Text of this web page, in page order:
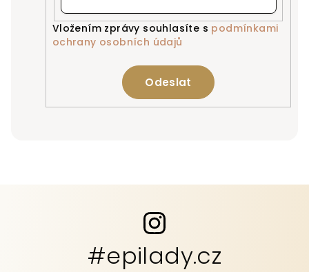
Vložením zprávy souhlasíte s podmínkami
ochrany osobních údajů
Odeslat
#epilady.cz